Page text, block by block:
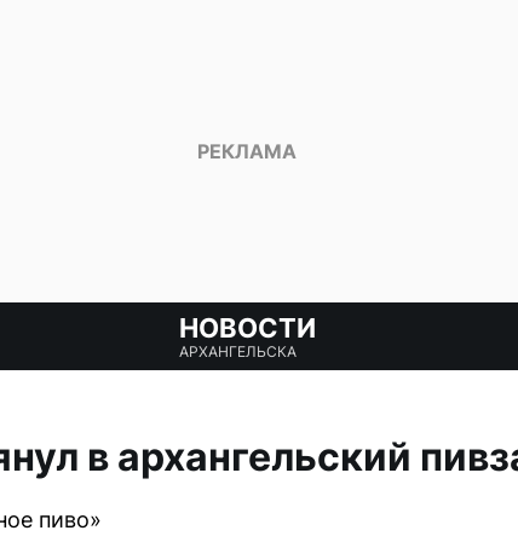
НОВОСТИ
АРХАНГЕЛЬСКА
в архангельский
пиво»